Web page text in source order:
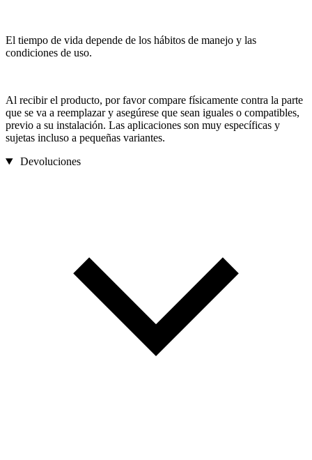
El tiempo de vida depende de los hábitos de manejo y las
condiciones de uso.
Al recibir el producto, por favor compare físicamente contra la parte
que se va a reemplazar y asegúrese que sean iguales o compatibles,
previo a su instalación. Las aplicaciones son muy específicas y
sujetas incluso a pequeñas variantes.
Devoluciones